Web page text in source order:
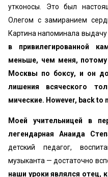
утконосы. Это был
Олегом с замиранием
Картина напоминала
в привиле­гированной
меньше, чем меня,
Мос­квы по боксу, и он
лишения всяческого
мические. However, back to
Моей учительницей в
легендарная Анаида
детский педагог,
музыканта — достаточно
наши уроки являлся отец,